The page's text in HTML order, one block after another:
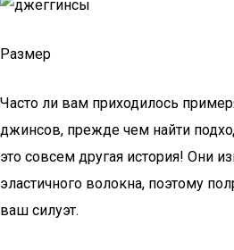
Размер
Часто ли вам приходилось
джинсов, прежде чем найти
это совсем другая история! Они
эластичного волокна, поэтому
ваш силуэт.